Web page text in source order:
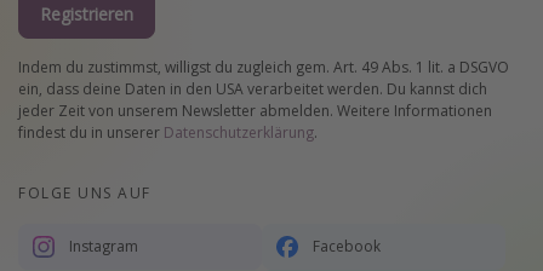
Registrieren
Indem du zustimmst, willigst du zugleich gem. Art. 49 Abs. 1 lit. a DSGVO
ein, dass deine Daten in den USA verarbeitet werden. Du kannst dich
jeder Zeit von unserem Newsletter abmelden. Weitere Informationen
findest du in unserer Datenschutzerklärung.
FOLGE UNS AUF
Instagram Facebook